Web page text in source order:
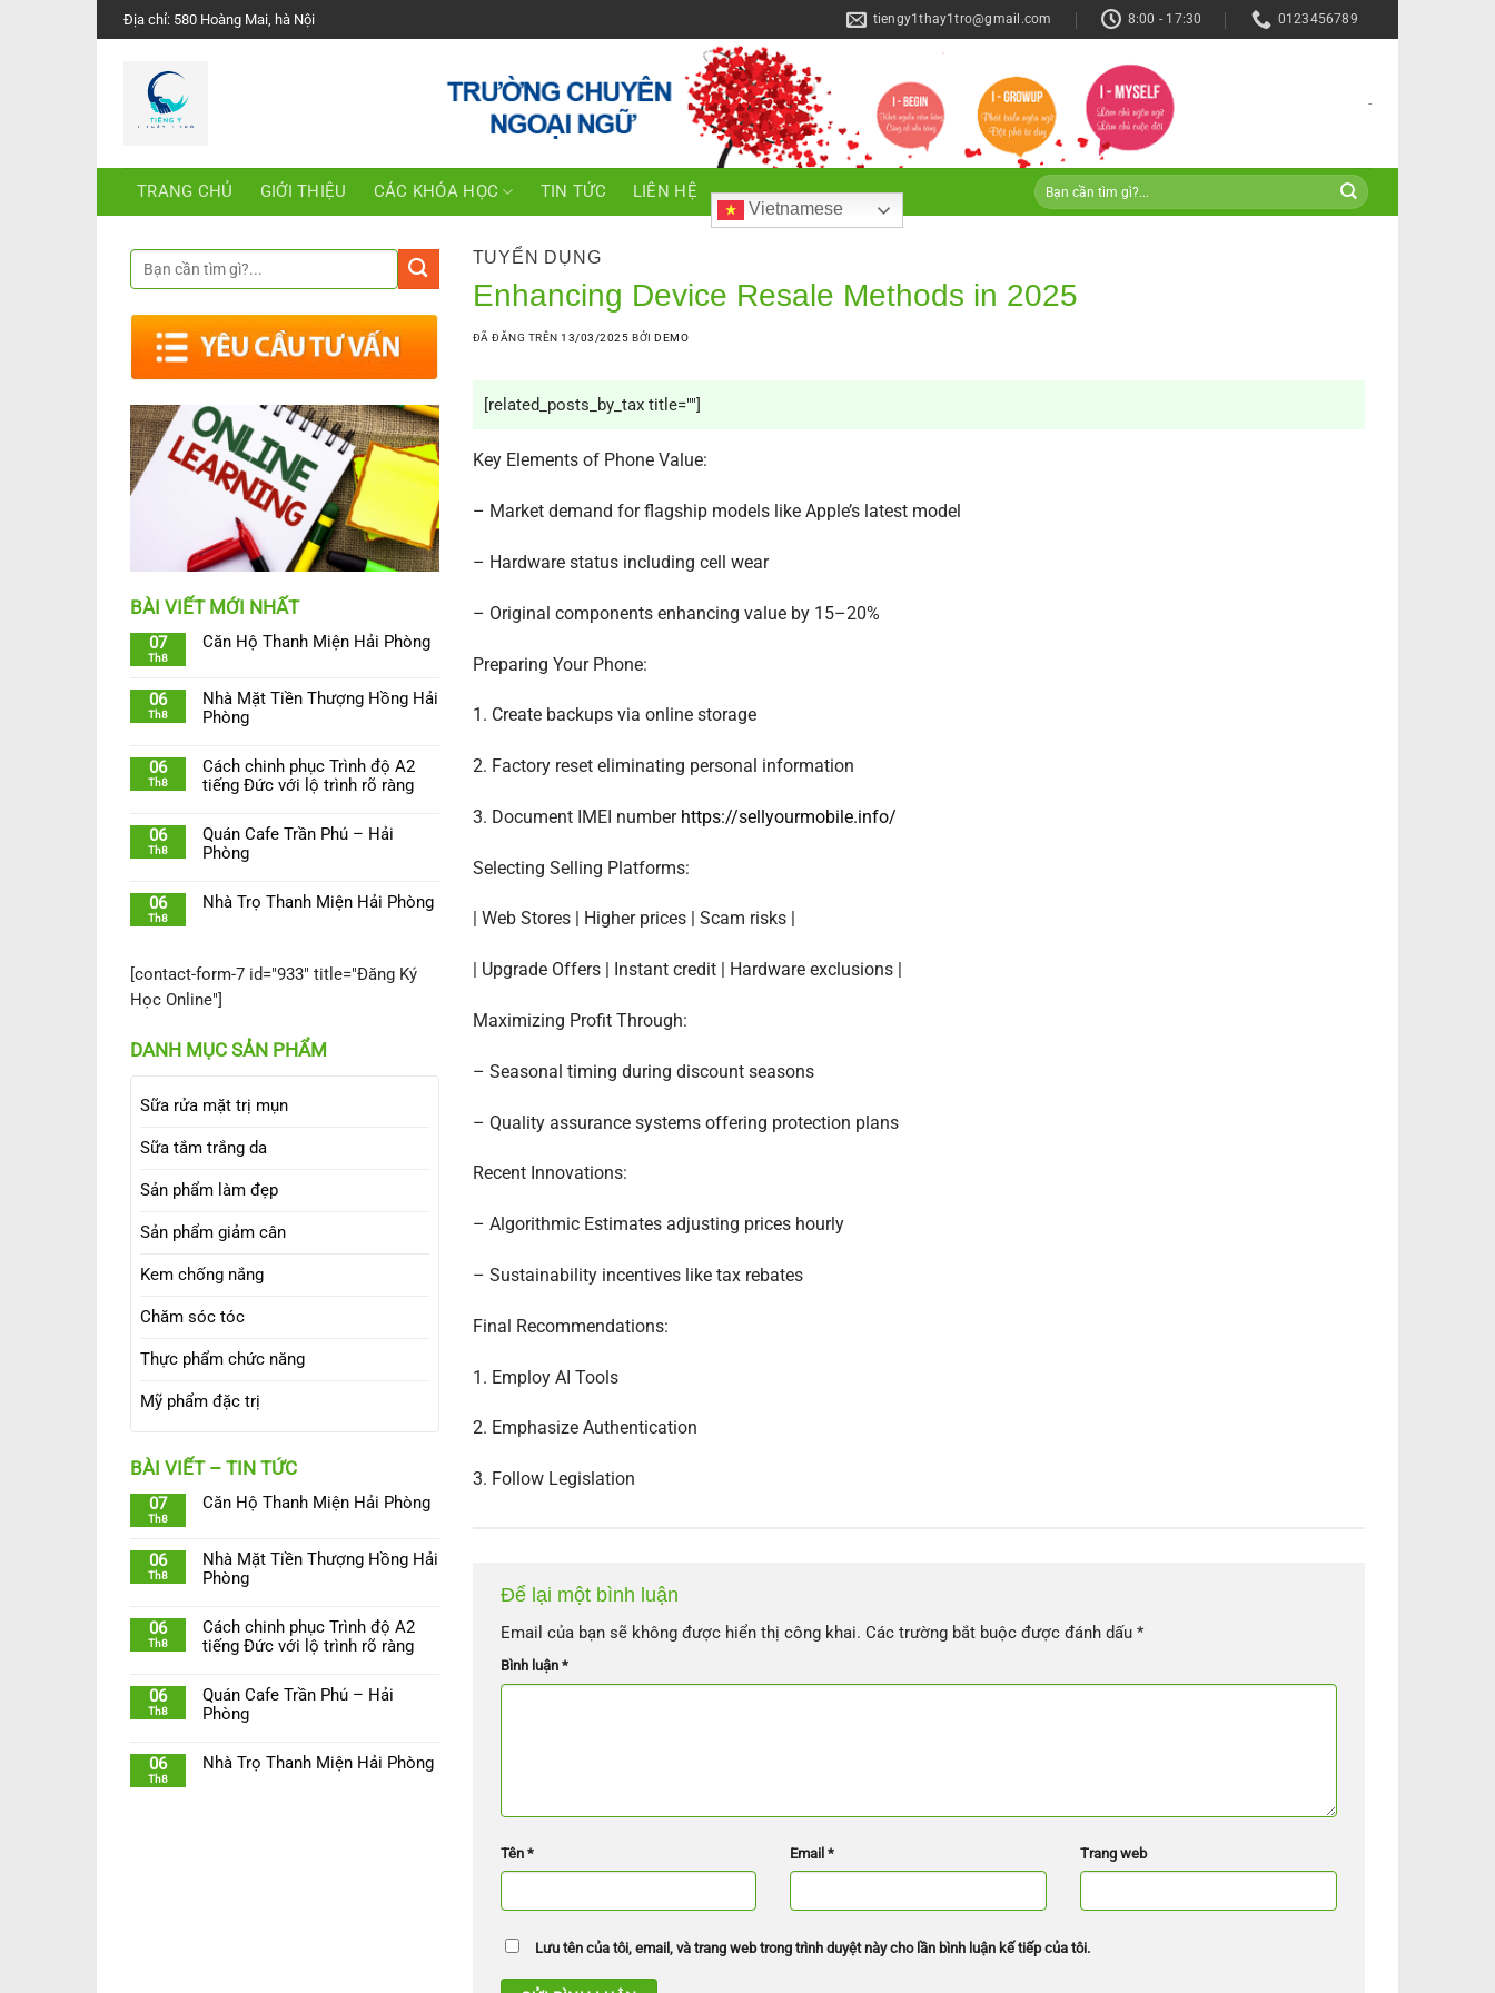
Chuyển
đến
Địa chỉ: 580 Hoàng Mai, hà Nội tiengy1thay1tro@gmail.com 8:00 - 17:30 0123456789
-
TRANG CHỦ GIỚI THIỆU CÁC KHÓA HỌC TIN TỨC LIÊN HỆ
Vietnamese
BÀI VIẾT MỚI NHẤT
07
Th8
Căn Hộ Thanh Miện Hải Phòng
06
Th8
Nhà Mặt Tiền Thượng Hồng Hải
Phòng
06
Th8
Cách chinh phục Trình độ A2
tiếng Đức với lộ trình rõ ràng
06
Th8
Quán Cafe Trần Phú – Hải
Phòng
06
Th8
Nhà Trọ Thanh Miện Hải Phòng
[contact-form-7 id="933" title="Đăng Ký
Học Online"]
DANH MỤC SẢN PHẨM
Sữa rửa mặt trị mụn
Sữa tắm trắng da
Sản phẩm làm đẹp
Sản phẩm giảm cân
Kem chống nắng
Chăm sóc tóc
Thực phẩm chức năng
Mỹ phẩm đặc trị
BÀI VIẾT – TIN TỨC
07
Th8
Căn Hộ Thanh Miện Hải Phòng
06
Th8
Nhà Mặt Tiền Thượng Hồng Hải
Phòng
06
Th8
Cách chinh phục Trình độ A2
tiếng Đức với lộ trình rõ ràng
06
Th8
Quán Cafe Trần Phú – Hải
Phòng
06
Th8
Nhà Trọ Thanh Miện Hải Phòng
TUYỂN DỤNG
Enhancing Device Resale Methods in 2025
ĐÃ ĐĂNG TRÊN13/03/2025 BỞIDEMO
[related_posts_by_tax title=""]
Key Elements of Phone Value:
– Market demand for flagship models like Apple’s latest model
– Hardware status including cell wear
– Original components enhancing value by 15–20%
Preparing Your Phone:
1. Create backups via online storage
2. Factory reset eliminating personal information
3. Document IMEI number https://sellyourmobile.info/
Selecting Selling Platforms:
| Web Stores | Higher prices | Scam risks |
| Upgrade Offers | Instant credit | Hardware exclusions |
Maximizing Profit Through:
– Seasonal timing during discount seasons
– Quality assurance systems offering protection plans
Recent Innovations:
– Algorithmic Estimates adjusting prices hourly
– Sustainability incentives like tax rebates
Final Recommendations:
1. Employ AI Tools
2. Emphasize Authentication
3. Follow Legislation
Để lại một bình luận
Email của bạn sẽ không được hiển thị công khai. Các trường bắt buộc được đánh dấu *
Bình luận *
Tên * Email* Trang web
Lưu tên của tôi, email, và trang web trong trình duyệt này cho lần bình luận kế tiếp của tôi.